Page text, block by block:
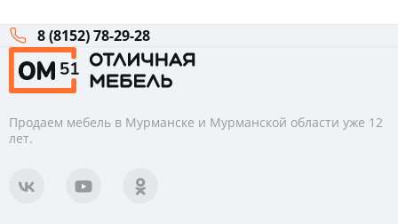
8 (8152) 78-29-28
Продаем мебель в Мурманске и Мурманской области уже 12
лет.